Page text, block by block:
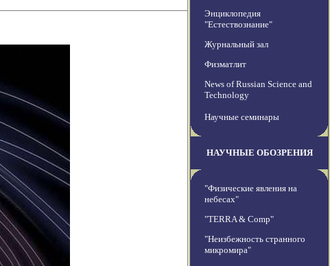
Энциклопедия
"Естествознание"
Журнальный зал
Физматлит
News of Russian Science and
Technology
Научные семинары
НАУЧНЫЕ ОБОЗРЕНИЯ
"Физические явления на
небесах"
"TERRA & Comp"
"Неизбежность странного
микромира"